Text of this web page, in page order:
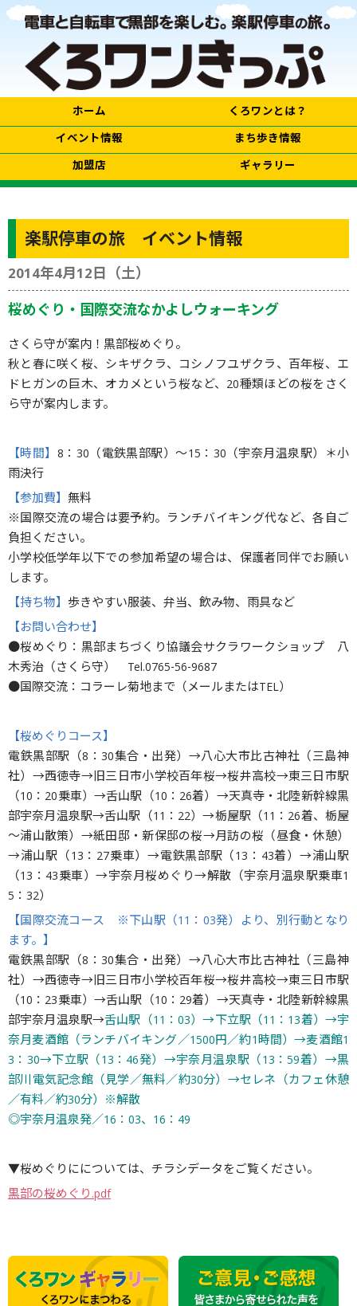
ホーム
くろワンとは？
イベント情報
まち歩き情報
加盟店
ギャラリー
楽駅停車の旅 イベント情報
2014年4月12日（土）
桜めぐり・国際交流なかよしウォーキング
さくら守が案内！黒部桜めぐり。
秋と春に咲く桜、シキザクラ、コシノフユザクラ、百年桜、エ
ドヒガンの巨木、オカメという桜など、20種類ほどの桜をさく
ら守が案内します。
【時間】 8：30（電鉄黒部駅）〜15：30（宇奈月温泉駅）＊小
雨決行
【参加費】 無料
※国際交流の場合は要予約。ランチバイキング代など、各自ご
負担ください。
小学校低学年以下での参加希望の場合は、保護者同伴でお願い
します。
【持ち物】 歩きやすい服装、弁当、飲み物、雨具など
【お問い合わせ】
●桜めぐり：黒部まちづくり協議会サクラワークショップ 八
木秀治（さくら守） Tel.0765-56-9687
●国際交流：コラーレ菊地まで（メールまたはTEL）
【桜めぐりコース】
電鉄黒部駅（8：30集合・出発）→八心大市比古神社（三島神
社）→西徳寺→旧三日市小学校百年桜→桜井高校→東三日市駅
（10：20乗車）→舌山駅（10：26着）→天真寺・北陸新幹線黒
部宇奈月温泉駅→舌山駅（11：22）→栃屋駅（11：26着、栃屋
～浦山散策）→紙田邸・新保邸の桜→月訪の桜（昼食・休憩）
→浦山駅（13：27乗車）→電鉄黒部駅（13：43着）→浦山駅
（13：43乗車）→宇奈月桜めぐり→解散（宇奈月温泉駅乗車1
5：32）
【国際交流コース ※下山駅（11：03発）より、別行動となり
ます。】
電鉄黒部駅（8：30集合・出発）→八心大市比古神社（三島神
社）→西徳寺→旧三日市小学校百年桜→桜井高校→東三日市駅
（10：23乗車）→舌山駅（10：29着）→天真寺・北陸新幹線黒
部宇奈月温泉駅→舌山駅（11：03）→下立駅（11：13着）→宇
奈月麦酒館（ランチバイキング／1500円／約1時間）→麦酒館1
3：30→下立駅（13：46発）→宇奈月温泉駅（13：59着）→黒
部川電気記念館（見学／無料／約30分）→セレネ（カフェ休憩
／有料／約30分）※解散
◎宇奈月温泉発／16：03、16：49
▼桜めぐりにについては、チラシデータをご覧ください。
黒部の桜めぐり.pdf